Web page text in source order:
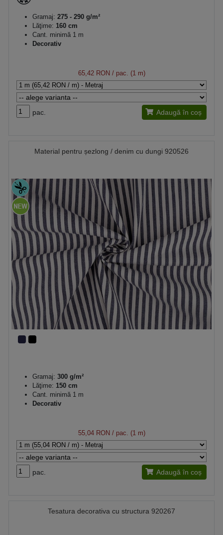
Gramaj: 275 - 290 g/m²
Lăţime: 160 cm
Cant. minimă 1 m
Decorativ
65,42 RON / pac. (1 m)
pac. Adaugă în coș
Material pentru șezlong / denim cu dungi 920526
Gramaj: 300 g/m²
Lăţime: 150 cm
Cant. minimă 1 m
Decorativ
55,04 RON/ pac. (1 m)
pac. Adaugă în coș
Tesatura decorativa cu structura 920267